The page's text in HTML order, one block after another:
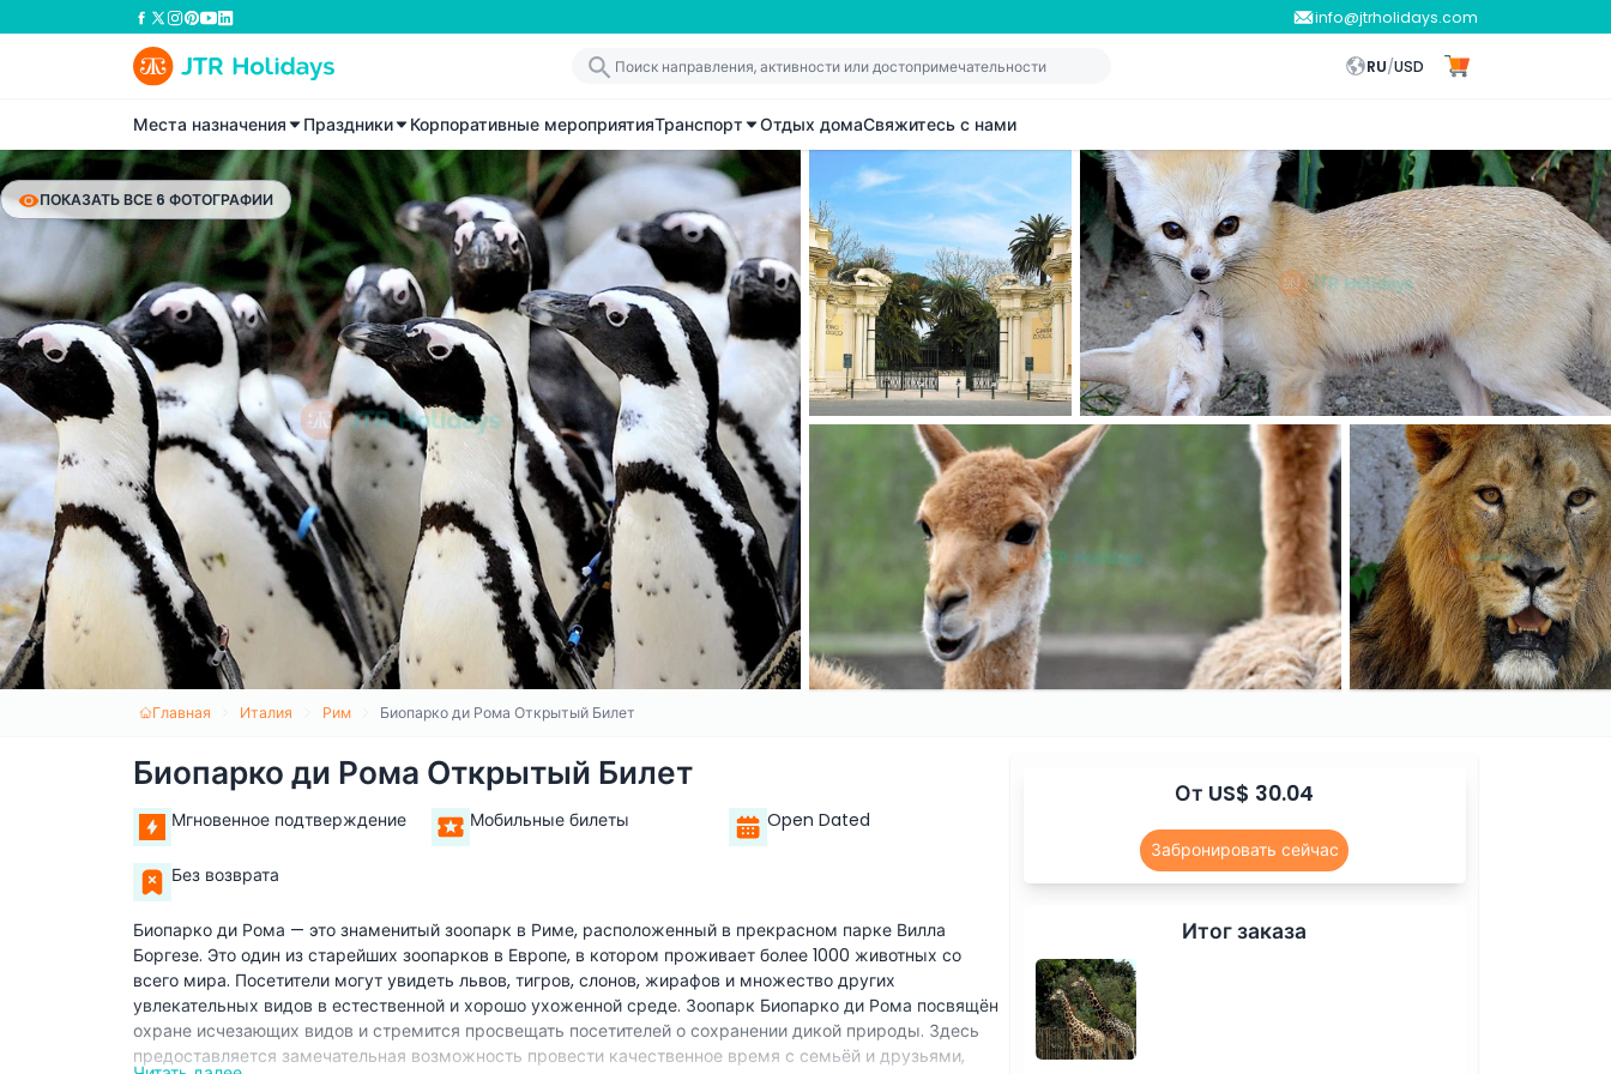
info@jtrholidays.com
RU/USD
Места назначения Праздники Корпоративные мероприятияТранспорт Отдых домаСвяжитесь с нами
ПОКАЗАТЬ ВСЕ 6 ФОТОГРАФИИ
Главная Италия Рим Биопарко ди Рома Открытый Билет
Биопарко ди Рома Открытый Билет
Мгновенное подтверждение Мобильные билеты Open Dated
Без возврата
Биопарко ди Рома — это знаменитый зоопарк в Риме, расположенный в прекрасном парке Вилла
Боргезе. Это один из старейших зоопарков в Европе, в котором проживает более 1000 животных со
всего мира. Посетители могут увидеть львов, тигров, слонов, жирафов и множество других
увлекательных видов в естественной и хорошо ухоженной среде. Зоопарк Биопарко ди Рома посвящён
охране исчезающих видов и стремится просвещать посетителей о сохранении дикой природы. Здесь
предоставляется замечательная возможность провести качественное время с семьёй и друзьями,
От US$ 30.04
Забронировать сейчас
Итог заказа